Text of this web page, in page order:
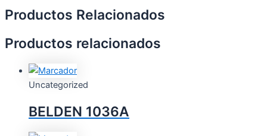
Productos Relacionados
Productos relacionados
Uncategorized
BELDEN 1036A